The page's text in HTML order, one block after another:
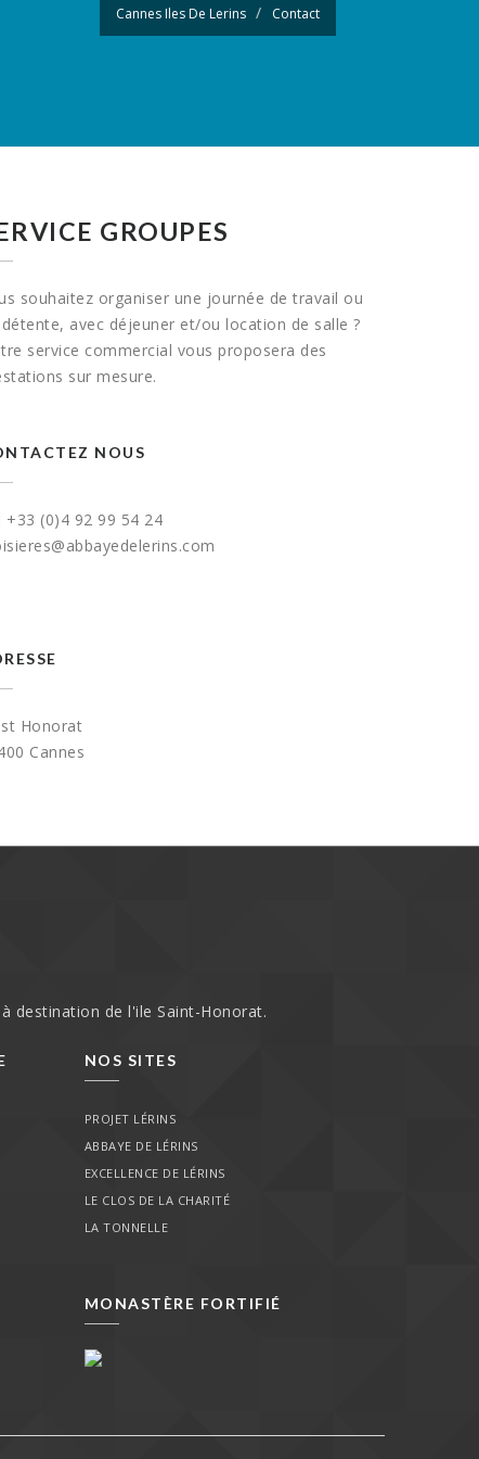
Cannes Iles De Lerins Contact
GROUPES
souhaitez organiser une journée de travail ou
avec déjeuner et/ou location de salle ?
service commercial vous proposera des
sur mesure.
NOUS
+33 (0)4 92 99 54 24
Honorat
Cannes
destination de l'ile Saint-Honorat.
NOS SITES
PROJET LÉRINS
ABBAYE DE LÉRINS
EXCELLENCE DE LÉRINS
LE CLOS DE LA CHARITÉ
LA TONNELLE
MONASTÈRE FORTIFIÉ